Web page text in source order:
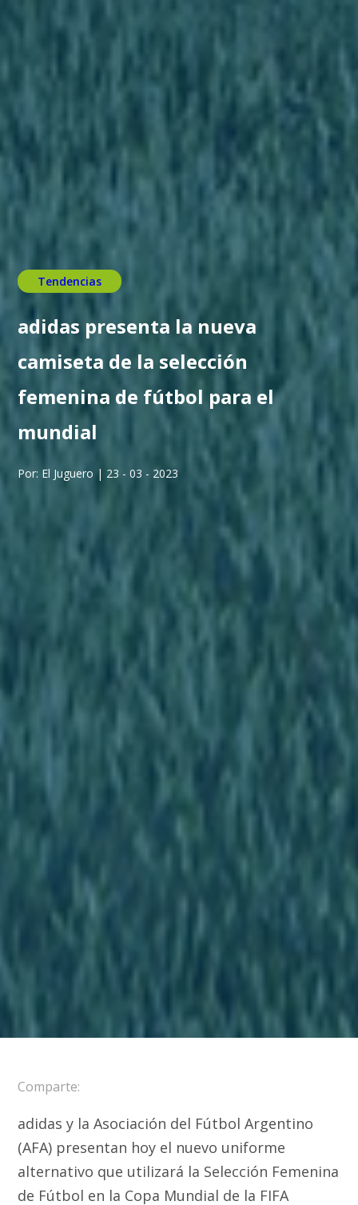
Tendencias
adidas presenta la nueva
camiseta de la selección
femenina de fútbol para el
mundial
Por: El Juguero | 23 - 03 - 2023
Comparte:
adidas y la Asociación del Fútbol Argentino
(AFA) presentan hoy el nuevo uniforme
alternativo que utilizará la Selección Femenina
de Fútbol en la Copa Mundial de la FIFA